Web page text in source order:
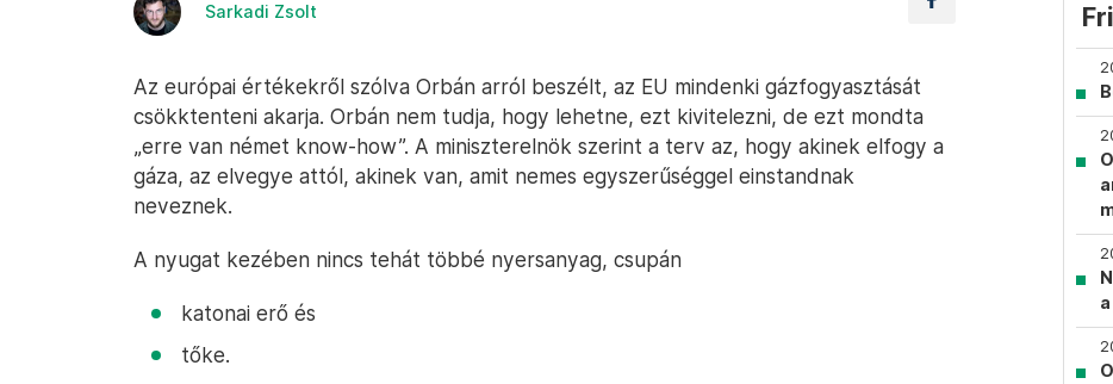
Sarkadi Zsolt
Az európai értékekről szólva Orbán arról beszélt, az EU mindenki gázfogyasztását
csökktenteni akarja. Orbán nem tudja, hogy lehetne, ezt kivitelezni, de ezt mondta
„erre van német know-how”. A miniszterelnök szerint a terv az, hogy akinek elfogy a
gáza, az elvegye attól, akinek van, amit nemes egyszerűséggel einstandnak
neveznek.
A nyugat kezében nincs tehát többé nyersanyag, csupán
katonai erő és
tőke.